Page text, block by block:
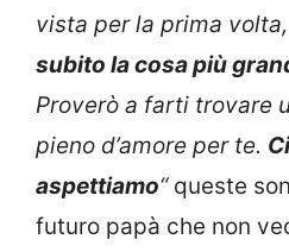
vista per la prima
subito la cosa più
Proverò a farti trovare
pieno d’amore per te.
aspettiamo“queste
futuro papà che non